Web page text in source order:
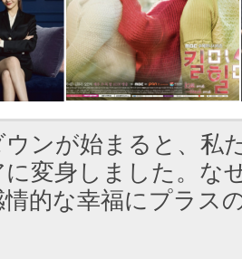
ウンが始まると、私
に変身しました。な
情的な幸福にプラス